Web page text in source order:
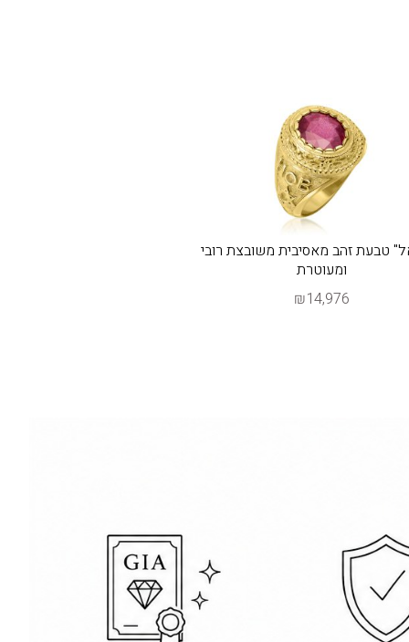
טבעת זהב מאסיבית משובצת רובי
ומעוטרת
₪14,976